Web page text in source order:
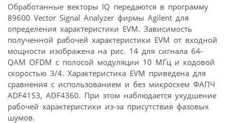
Обработанные векторы IQ передаются в программу
89600 Vector Signal Analyzer фирмы Agilent для
определения характеристики EVM. Зависимость
полученной рабочей характеристики EVM от входной
мощности изображена на рис. 14 для сигнала 64-
QAM OFDM с полосой модуляции 10 МГц и кодовой
скоростью 3/4. Характеристика EVM приведена для
сравнения с использованием и без микросхем ФАПЧ
ADF4153, ADF4360. При этом наблюдается ухудшение
рабочей характеристики из-за присутствия фазовых
шумов.